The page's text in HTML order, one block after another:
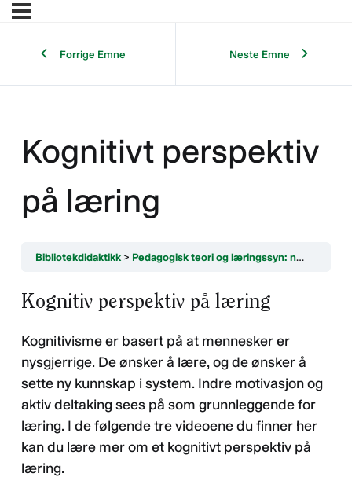
Forrige Emne Neste Emne
Kognitivt perspektiv
på læring
Bibliotekdidaktikk Pedagogisk teori og læringssyn: noen hovedretninger
Kognitiv perspektiv på læring
Kognitivisme er basert på at mennesker er
nysgjerrige. De ønsker å lære, og de ønsker å
sette ny kunnskap i system. Indre motivasjon og
aktiv deltaking sees på som grunnleggende for
læring. I de følgende tre videoene du finner her
kan du lære mer om et kognitivt perspektiv på
læring.